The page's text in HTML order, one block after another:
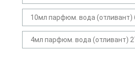
10мл парфюм. вода (отливант)
4мл парфюм. вода (отливант)